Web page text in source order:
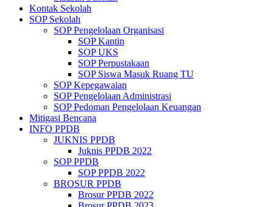
Kontak Sekolah
SOP Sekolah
SOP Pengelolaan Organisasi
SOP Kantin
SOP UKS
SOP Perpustakaan
SOP Siswa Masuk Ruang TU
SOP Kepegawaian
SOP Pengelolaan Administrasi
SOP Pedoman Pengelolaan Keuangan
Mitigasi Bencana
INFO PPDB
JUKNIS PPDB
Juknis PPDB 2022
SOP PPDB
SOP PPDB 2022
BROSUR PPDB
Brosur PPDB 2022